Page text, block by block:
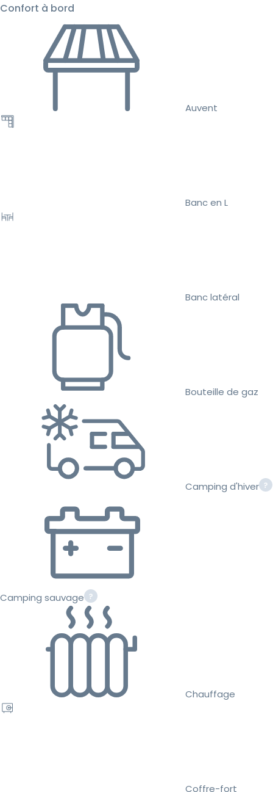
Confort à bord
Auvent
Banc en L
Banc latéral
Bouteille de gaz
Camping d'hiver
Camping sauvage
Chauffage
Coffre-fort